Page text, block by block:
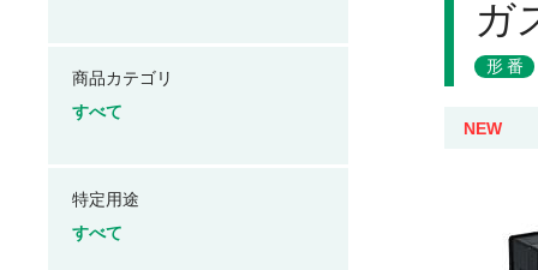
ガ
形番
NEW
商品カテゴリ
すべて
特定用途
すべて